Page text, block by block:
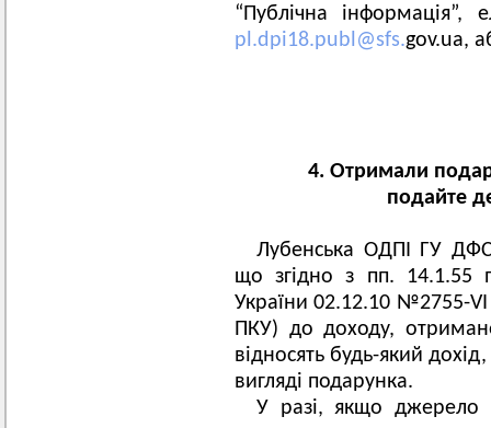
“Публічна
pl.dpi18.publ@sfs.gov.ua,
4. Отримали
подайте
Лубенська ОДПІ ГУ ДФС
що згідно з пп. 14.1.55
України 02.12.10 №2755-
ПКУ) до доходу,
відносять будь-який
вигляді подарунка.
У разі, якщо джерело